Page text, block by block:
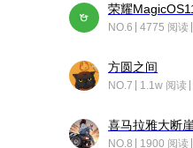
NO.6 4775 阅读
方圆之间
NO.7 1.1w 阅读
NO.8 1900 阅读